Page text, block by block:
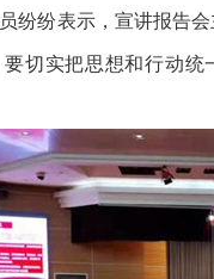
纷纷表示，宣讲报告
切实把思想和行动统